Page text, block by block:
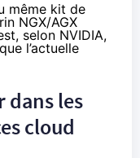
même kit de
NGX/AGX
selon NVIDIA,
l’actuelle
dans les
cloud